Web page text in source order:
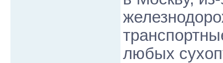
любых